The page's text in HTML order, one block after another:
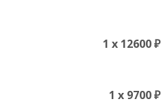
1 x 12600 ₽
1 x 9700 ₽